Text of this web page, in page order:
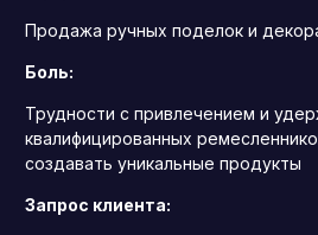
Продажа ручных поделок и
Боль:
Трудности с привлечением и
квалифицированных
создавать уникальные продукты
Запрос клиента: